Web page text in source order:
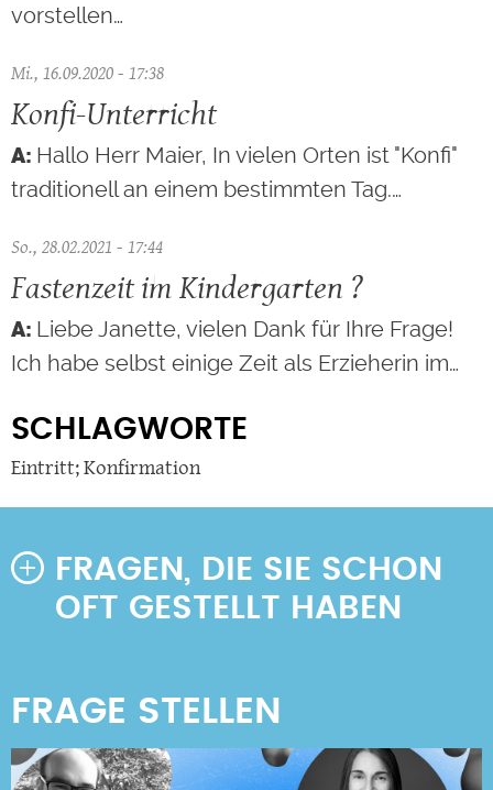
vorstellen…
Mi., 16.09.2020 - 17:38
Konfi-Unterricht
Hallo Herr Maier, In vielen Orten ist "Konfi"
traditionell an einem bestimmten Tag.…
So., 28.02.2021 - 17:44
Fastenzeit im Kindergarten ?
Liebe Janette, vielen Dank für Ihre Frage!
Ich habe selbst einige Zeit als Erzieherin im…
SCHLAGWORTE
Eintritt; Konfirmation
FRAGEN, DIE SIE SCHON
OFT GESTELLT HABEN